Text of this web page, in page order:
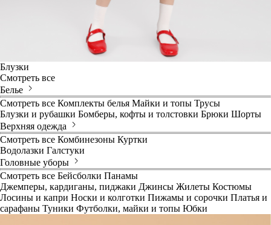
Блузки
Смотреть все
Белье
Смотреть все Комплекты белья Майки и топы Трусы
Блузки и рубашки Бомберы, кофты и толстовки Брюки Шорты
Верхняя одежда
Смотреть все Комбинезоны Куртки
Водолазки Галстуки
Головные уборы
Смотреть все Бейсболки Панамы
Джемперы, кардиганы, пиджаки Джинсы Жилеты Костюмы
Лосины и капри Носки и колготки Пижамы и сорочки Платья и
сарафаны Туники Футболки, майки и топы Юбки